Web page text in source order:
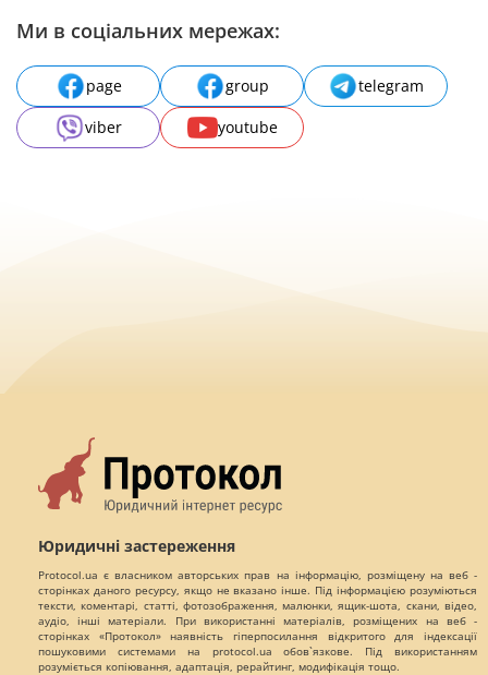
Ми в соціальних мережах:
page group
telegram
viber
youtube
Юридичні застереження
Protocol.ua є власником авторських прав на інформацію, розміщену на веб -
сторінках даного ресурсу, якщо не вказано інше. Під інформацією розуміються
тексти, коментарі, статті, фотозображення, малюнки, ящик-шота, скани, відео,
аудіо, інші матеріали. При використанні матеріалів, розміщених на веб -
сторінках «Протокол» наявність гіперпосилання відкритого для індексації
пошуковими системами на protocol.ua обов`язкове. Під використанням
розуміється копіювання, адаптація, рерайтинг, модифікація тощо.